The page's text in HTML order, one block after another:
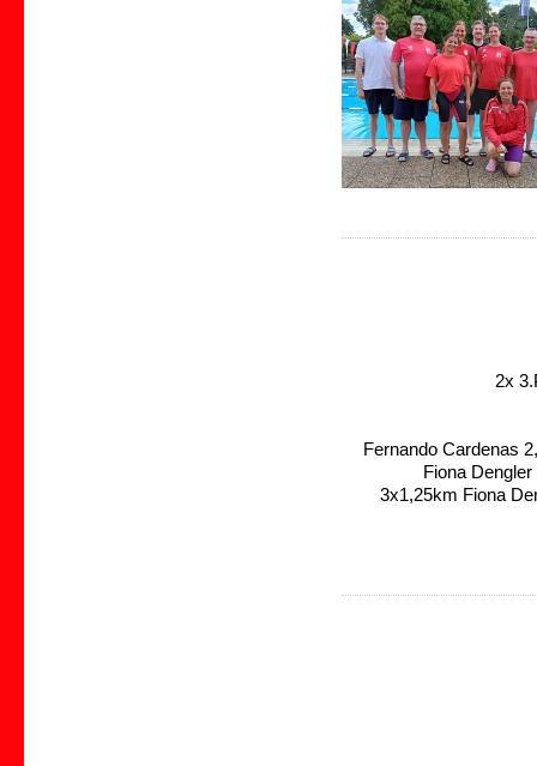
2x
Fernando Cardenas
Fiona
3x1,25km Fiona